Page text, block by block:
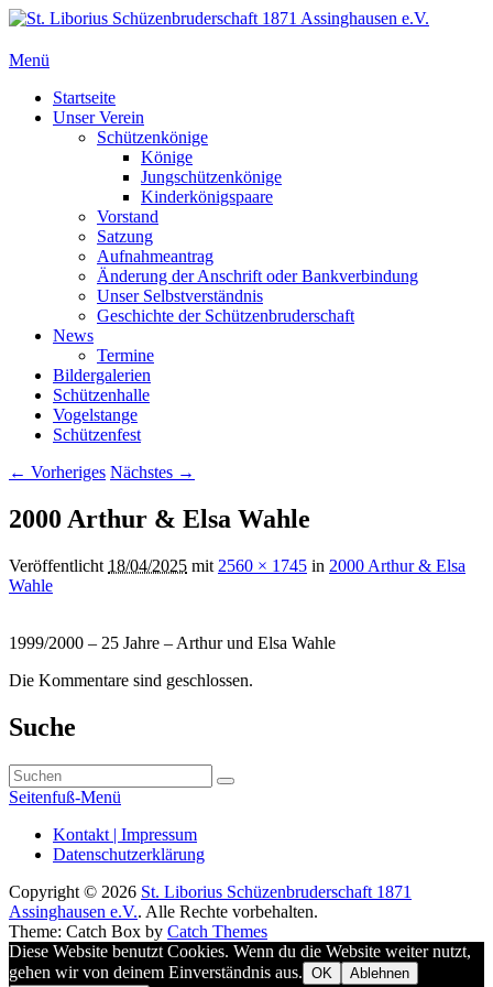
Zum
springen
St. Liborius Schüzenbruderschaft 1871 Assinghausen e.V.
Menü
Primäres
Menü
Startseite
Unser Verein
Schützenkönige
Könige
Jungschützenkönige
Kinderkönigspaare
Vorstand
Satzung
Aufnahmeantrag
Änderung der Anschrift oder Bankverbindung
Unser Selbstverständnis
Geschichte der Schützenbruderschaft
News
Termine
Bildergalerien
Schützenhalle
Vogelstange
Schützenfest
Bilder-
← Vorheriges Nächstes →
2000 Arthur & Elsa Wahle
Veröffentlicht 18/04/2025 mit 2560 × 1745 in 2000 Arthur & Elsa
Wahle
1999/2000 – 25 Jahre – Arthur und Elsa Wahle
Die Kommentare sind geschlossen.
Primärer
Widgetbereich
Suche
Suchen
nach:
Suchen
Seitenfuß-Menü
Seitenfuß-
Menü
Kontakt | Impressum
Datenschutzerklärung
Copyright © 2026 St. Liborius Schüzenbruderschaft 1871
Assinghausen e.V.. Alle Rechte vorbehalten.
Theme: Catch Box by Catch Themes
Nach
oben
Diese Website benutzt Cookies. Wenn du die Website weiter nutzt,
gehen wir von deinem Einverständnis aus. OK Ablehnen